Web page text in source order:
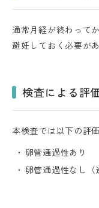
通常月経が終わって
避妊しておく必要があ
検査による評
本検査では以下の評
卵管通過性あり
卵管通過性なし（